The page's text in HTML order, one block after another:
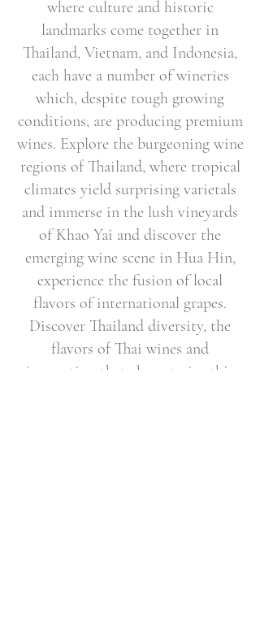
where culture and historic
landmarks come together in
Thailand, Vietnam, and Indonesia,
each have a number of wineries
which, despite tough growing
conditions, are producing premium
wines. Explore the burgeoning wine
regions of Thailand, where tropical
climates yield surprising varietals
and immerse in the lush vineyards
of Khao Yai and discover the
emerging wine scene in Hua Hin,
experience the fusion of local
flavors of international grapes.
Discover Thailand diversity, the
flavors of Thai wines and
innovation that characterize this